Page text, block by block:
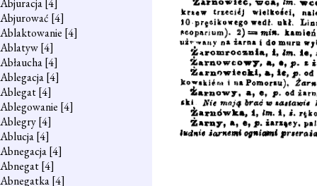
Abjuracja[4]
Abjurować [4]
Ablaktowanie [4]
Ablatyw[4]
Abłaucha[4]
Ablegacja[4]
Ablegat[4]
Ablegowanie [4]
Ablegry[4]
Ablucja[4]
Abnegacja[4]
Abnegat[4]
Abnegatka[4]